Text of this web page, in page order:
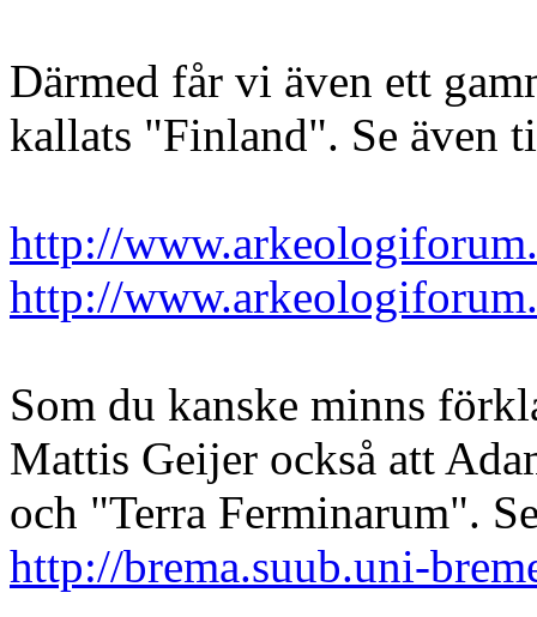
Därmed får vi även ett
kallats "Finland". Se även
http://
http://
Som du kanske minns
Mattis Geijer också att
och "Terra Ferminarum".
http://brema.suub.uni-